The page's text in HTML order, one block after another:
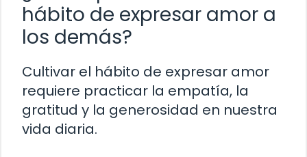
hábito de expresar amor a
los demás?
Cultivar el hábito de expresar amor
requiere practicar la empatía, la
gratitud y la generosidad en nuestra
vida diaria.